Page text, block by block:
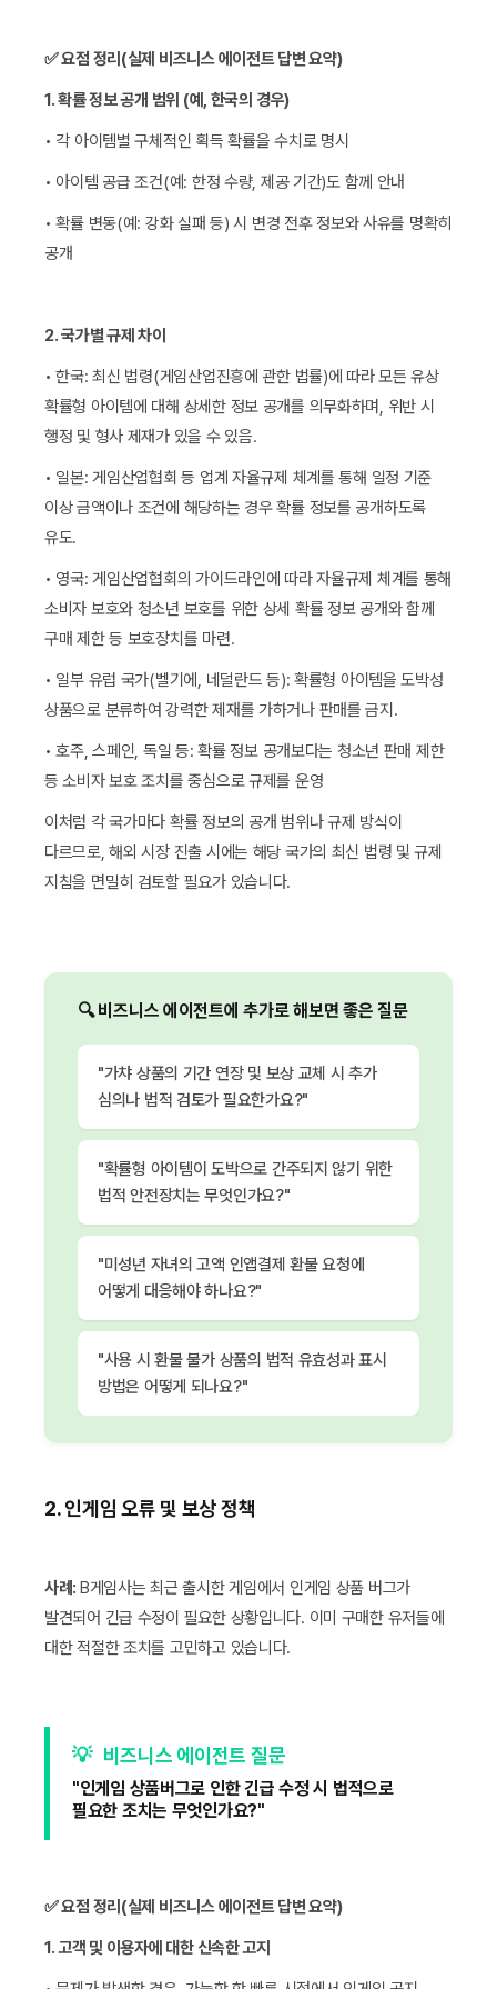
✅ 요점 정리(실제 비즈니스 에이전트 답변 요약)
1. 확률 정보 공개 범위 (예, 한국의 경우)
• 각 아이템별 구체적인 획득 확률을 수치로 명시
• 아이템 공급 조건(예: 한정 수량, 제공 기간)도 함께 안내
• 확률 변동(예: 강화 실패 등) 시 변경 전후 정보와 사유를 명확히
공개
2. 국가별 규제 차이
• 한국: 최신 법령(게임산업진흥에 관한 법률)에 따라 모든 유상
확률형 아이템에 대해 상세한 정보 공개를 의무화하며, 위반 시
행정 및 형사 제재가 있을 수 있음.
• 일본: 게임산업협회 등 업계 자율규제 체계를 통해 일정 기준
이상 금액이나 조건에 해당하는 경우 확률 정보를 공개하도록
유도.
• 영국: 게임산업협회의 가이드라인에 따라 자율규제 체계를 통해
소비자 보호와 청소년 보호를 위한 상세 확률 정보 공개와 함께
구매 제한 등 보호장치를 마련.
• 일부 유럽 국가(벨기에, 네덜란드 등): 확률형 아이템을 도박성
상품으로 분류하여 강력한 제재를 가하거나 판매를 금지.
• 호주, 스페인, 독일 등: 확률 정보 공개보다는 청소년 판매 제한
등 소비자 보호 조치를 중심으로 규제를 운영
이처럼 각 국가마다 확률 정보의 공개 범위나 규제 방식이
다르므로, 해외 시장 진출 시에는 해당 국가의 최신 법령 및 규제
지침을 면밀히 검토할 필요가 있습니다.
🔍 비즈니스 에이전트에 추가로 해보면 좋은 질문
"가챠 상품의 기간 연장 및 보상 교체 시 추가
심의나 법적 검토가 필요한가요?"
"확률형 아이템이 도박으로 간주되지 않기 위한
법적 안전장치는 무엇인가요?"
"미성년 자녀의 고액 인앱결제 환불 요청에
어떻게 대응해야 하나요?"
"사용 시 환불 불가 상품의 법적 유효성과 표시
방법은 어떻게 되나요?"
2. 인게임 오류 및 보상 정책
사례: B게임사는 최근 출시한 게임에서 인게임 상품 버그가
발견되어 긴급 수정이 필요한 상황입니다. 이미 구매한 유저들에
대한 적절한 조치를 고민하고 있습니다.
💡 비즈니스 에이전트 질문
"인게임 상품버그로 인한 긴급 수정 시 법적으로
필요한 조치는 무엇인가요?"
✅ 요점 정리(실제 비즈니스 에이전트 답변 요약)
1. 고객 및 이용자에 대한 신속한 고지